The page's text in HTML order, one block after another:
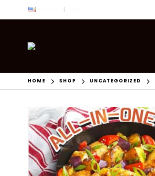
|
HOME SHOP UNCATEGORIZED